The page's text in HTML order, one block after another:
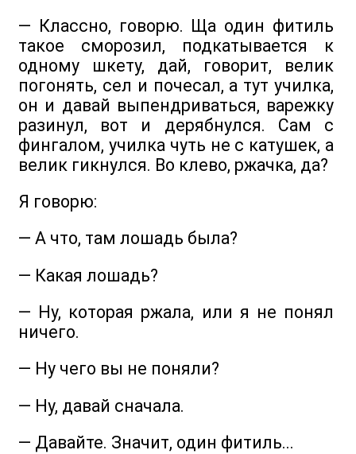
— Классно, говорю. Ща один фитиль
такое сморозил, подкатывается к
одному шкету, дай, говорит, велик
погонять, сел и почесал, а тут училка,
он и давай выпендриваться, варежку
разинул, вот и дерябнулся. Сам с
фингалом, училка чуть не с катушек, а
велик гикнулся. Во клево, ржачка, да?
Я говорю:
— А что, там лошадь была?
— Какая лошадь?
— Ну, которая ржала, или я не понял
ничего.
— Ну чего вы не поняли?
— Ну, давай сначала.
— Давайте. Значит, один фитиль...